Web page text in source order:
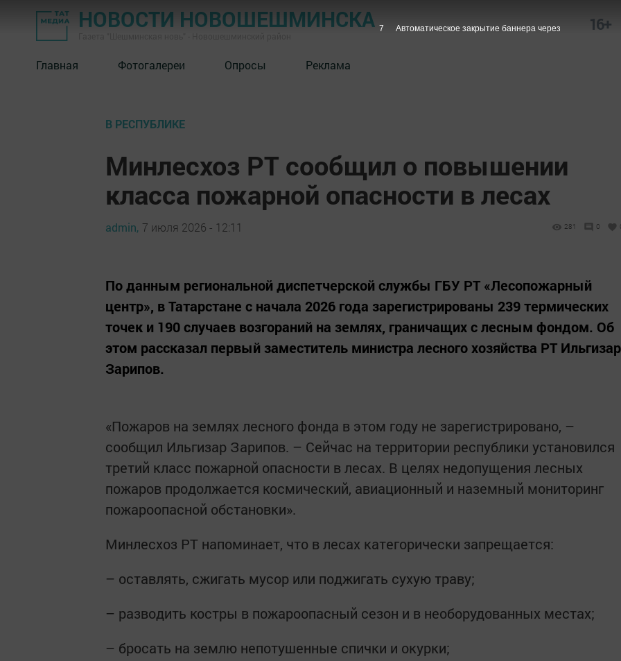
НОВОСТИ НОВОШЕШМИНСКА 16+
Главная Фотогалереи Опросы Реклама
В РЕСПУБЛИКЕ
Минлесхоз РТ сообщил о повышении
класса пожарной опасности в лесах
admin, 7 июля 2026 - 12:11 281 0
По данным региональной диспетчерской службы ГБУ РТ «Лесопожарный
центр», в Татарстане с начала 2026 года зарегистрированы 239 термических
точек и 190 случаев возгораний на землях, граничащих с лесным фондом. Об
этом рассказал первый заместитель министра лесного хозяйства РТ Ильгизар
Зарипов.
«Пожаров на землях лесного фонда в этом году не зарегистрировано, –
сообщил Ильгизар Зарипов. – Сейчас на территории республики установился
третий класс пожарной опасности в лесах. В целях недопущения лесных
пожаров продолжается космический, авиационный и наземный мониторинг
пожароопасной обстановки».
Минлесхоз РТ напоминает, что в лесах категорически запрещается:
– оставлять, сжигать мусор или поджигать сухую траву;
– разводить костры в пожароопасный сезон и в необорудованных местах;
– бросать на землю непотушенные спички и окурки;
6 Автоматическое закрытие баннера через